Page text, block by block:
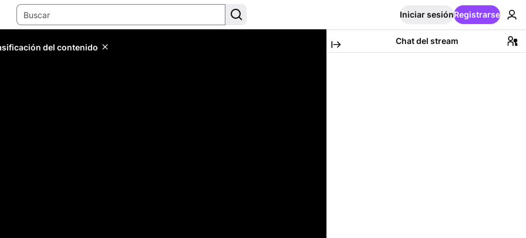
Iniciar sesiónRegistrarse
del contenido
Chat del stream